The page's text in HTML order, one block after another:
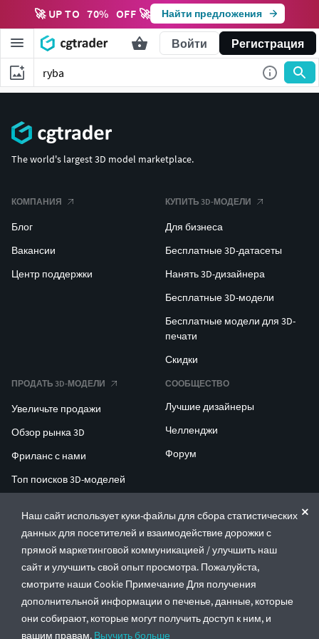
🚀 UP TO 70% OFF 🚀 Найти предложения
Войти Регистрация
Наш сайт использует куки-файлы для сбора статистических
данных для посетителей и взаимодействие дорожки с
прямой маркетинговой коммуникацией / улучшить наш
сайт и улучшить свой опыт просмотра. Пожалуйста,
смотрите наши Cookie Примечание Для получения
дополнительной информации о печенье, данные, которые
они собирают, которые могут получить доступ к ним, и
вашим правам. Выучить больше
The world's largest 3D model marketplace.
КОМПАНИЯ
Блог
Вакансии
Центр поддержки
КУПИТЬ 3D-МОДЕЛИ
Для бизнеса
Бесплатные 3D-датасеты
Нанять 3D-дизайнера
Бесплатные 3D-модели
Бесплатные модели для 3D-
печати
Скидки
ПРОДАТЬ 3D-МОДЕЛИ
Увеличьте продажи
Обзор рынка 3D
Фриланс с нами
Топ поисков 3D-моделей
СООБЩЕСТВО
Лучшие дизайнеры
Челленджи
Форум
ENTERPRISE 3D AT SCALE
© CGTrader 2011-2026
UAB CGTrader, Antakalnio st. 17, Vilnius, Lithuania
Правила и условияПолитика конфиденциальности
🇷🇺 Русский